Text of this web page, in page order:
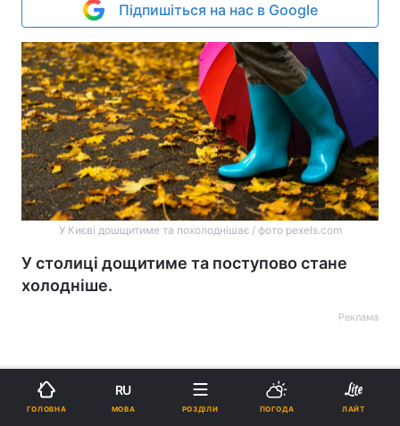
Підпишіться на нас в Google
У Києві дошщитиме та похолоднішає / фото pexels.com
У столиці дощитиме та поступово стане
холодніше.
Реклама
ГОЛОВНА
RU
МОВА РОЗДІЛИ ПОГОДА ЛАЙТ